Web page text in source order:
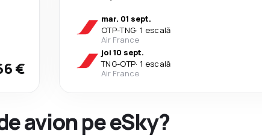
€
mar. 01 sept.
OTP-TNG· 1 escală
Air France
joi 10 sept.
TNG-OTP· 1 escală
Air France
avion pe eSky?